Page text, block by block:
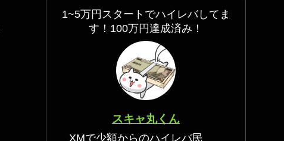
1~5万円スタートでハイレバしてま
す！100万円達成済み！
スキャ丸くん
XMで少額からのハイレバ民